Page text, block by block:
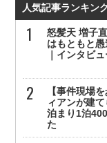
人気記事ランキン
怒髪天 増子
はもともと愚
｜インタビ
【事件現場
ィアンが建
泊まり1泊
た